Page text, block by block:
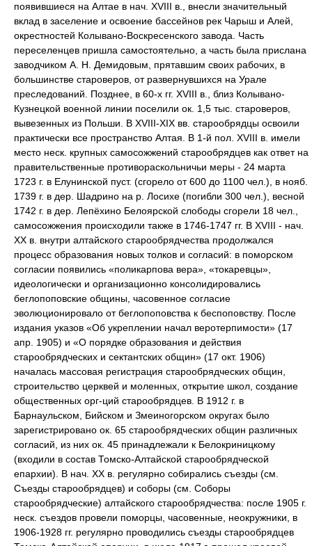
появившиеся на Алтае в нач. XVIII в., внесли значительный
вклад в заселение и освоение бассейнов рек Чарыш и Алей,
окрестностей Колывано-Воскресенского завода. Часть
переселенцев пришла самостоятельно, а часть была прислана
заводчиком А. Н. Демидовым, прятавшим своих рабочих, в
большинстве староверов, от развернувшихся на Урале
преследований. Позднее, в 60-х гг. XVIII в., близ Колывано-
Кузнецкой военной линии поселили ок. 1,5 тыс. староверов,
вывезенных из Польши. В XVIII-XIX вв. старообрядцы освоили
практически все пространство Алтая. В 1-й пол. XVIII в. имели
место неск. крупных самосожжений старообрядцев как ответ на
правительственные противораскольничьи меры - 24 марта
1723 г. в Елунинской пуст. (сгорело от 600 до 1100 чел.), в нояб.
1739 г. в дер. Шадрино на р. Лосихе (погибли 300 чел.), весной
1742 г. в дер. Лепёхино Белоярской слободы сгорели 18 чел.,
самосожжения происходили также в 1746-1747 гг. В XVIII - нач.
XX в. внутри алтайского старообрядчества продолжался
процесс образования новых толков и согласий: в поморском
согласии появились «поликарпова вера», «токаревцы»,
идеологически и организационно консолидировались
беглопоповские общины, часовенное согласие
эволюционировало от беглопоповства к беспоповству. После
издания указов «Об укреплении начал веротерпимости» (17
апр. 1905) и «О порядке образования и действия
старообрядческих и сектантских общин» (17 окт. 1906)
началась массовая регистрация старообрядческих общин,
строительство церквей и моленных, открытие школ, создание
общественных орг-ций старообрядцев. В 1912 г. в
Барнаульском, Бийском и Змеиногорском округах было
зарегистрировано ок. 65 старообрядческих общин различных
согласий, из них ок. 45 принадлежали к Белокриницкому
(входили в состав Томско-Алтайской старообрядческой
епархии). В нач. XX в. регулярно собирались съезды (см.
Съезды старообрядцев) и соборы (см. Соборы
старообрядческие) алтайского старообрядчества: после 1905 г.
неск. съездов провели поморцы, часовенные, неокружники, в
1906-1928 гг. регулярно проводились съезды старообрядцев